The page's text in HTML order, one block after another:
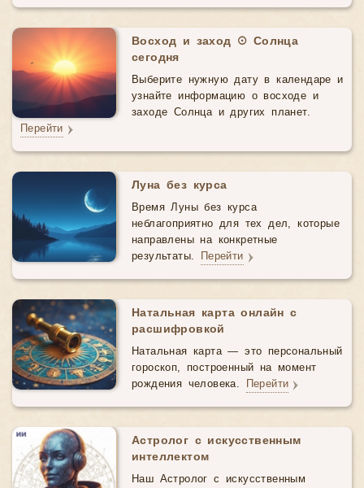
Восход и заход ☉ Солнца
сегодня
Выберите нужную дату в календаре и
узнайте информацию о восходе и
заходе Солнца и других планет.
Перейти
Луна без курса
Время Луны без курса
неблагоприятно для тех дел, которые
направлены на конкретные
результаты. Перейти
Натальная карта онлайн с
расшифровкой
Натальная карта — это персональный
гороскоп, построенный на момент
рождения человека. Перейти
Астролог с искусственным
интеллектом
Наш Астролог с искусственным